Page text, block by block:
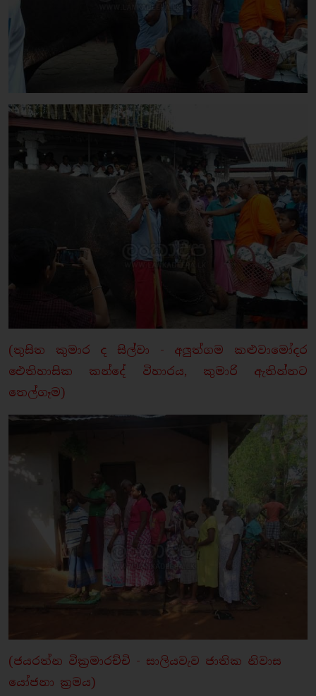
(තුසිත කුමාර ද සිල්වා - අලුත්ගම කළුවාමෝදර
ඓතිහාසික කන්දේ විහාරය, කුමාරි ඇතින්නට
තෙල්ගෑම)
(ජයරත්න වික්‍රමාරච්චි - සාලියවැව ජාතික නිවාස
යෝජනා ක්‍රමය)